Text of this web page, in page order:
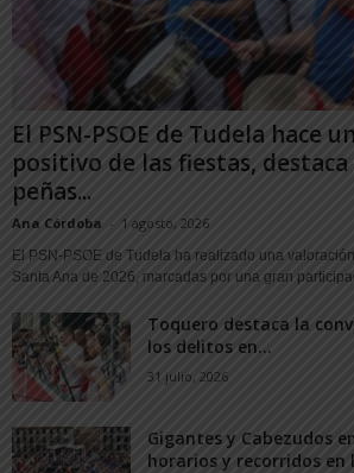
El PSN-PSOE de Tudela hace
positivo de las fiestas,
peñas...
Ana Córdoba - 1 agosto, 2026
El PSN-PSOE de Tudela ha realizado una
Santa Ana de 2026, marcadas por una gran
Toquero destaca la
los delitos en...
31 julio, 2026
Gigantes y Cabezudos
horarios y recorridos en